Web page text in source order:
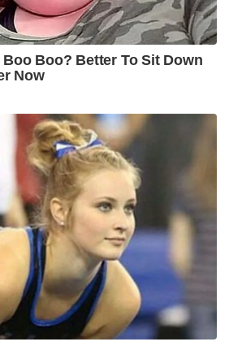
Boo? Better To Sit Down
Now